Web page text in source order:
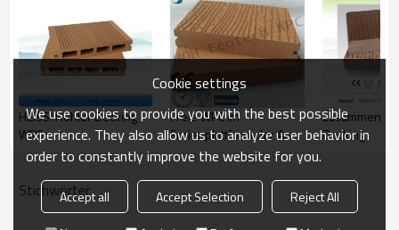
1. umweltfreundliche, 100% recycelt.
2. niedrigen wartung
3. einfacheinstallation
4. temperaturbeständigkeit, zweckgerechten aus- 29& deg; c zu
5. lange- nachhaltig zu nutzen( 10 jahre garantie)
6. wasser- beweis, feuchtigkeit- beweis,insekt- beweis
7. duft mit holz, natürliches gefühl sehr
8. uv-beständigkeit, lichtbeständige langlebig
9. eleganten look
10. Auch, dimensionsstabilität
HEISS! Hohler Decking
WPC
Freie WPC im
Freienplattform der Anti-
aging Sorgfalt-
Decking
Stichwörter
Cookie settings
We use cookies to provide you with the best possible
experience. They also allow us to analyze user behavior in
order to constantly improve the website for you.
Accept all Accept Selection
Reject All